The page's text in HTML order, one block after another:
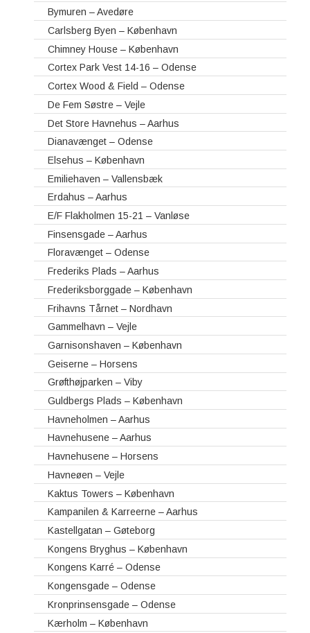
Bymuren – Avedøre
Carlsberg Byen – København
Chimney House – København
Cortex Park Vest 14-16 – Odense
Cortex Wood & Field – Odense
De Fem Søstre – Vejle
Det Store Havnehus – Aarhus
Dianavænget – Odense
Elsehus – København
Emiliehaven – Vallensbæk
Erdahus – Aarhus
E/F Flakholmen 15-21 – Vanløse
Finsensgade – Aarhus
Floravænget – Odense
Frederiks Plads – Aarhus
Frederiksborggade – København
Frihavns Tårnet – Nordhavn
Gammelhavn – Vejle
Garnisonshaven – København
Geiserne – Horsens
Grøfthøjparken – Viby
Guldbergs Plads – København
Havneholmen – Aarhus
Havnehusene – Aarhus
Havnehusene – Horsens
Havneøen – Vejle
Kaktus Towers – København
Kampanilen & Karreerne – Aarhus
Kastellgatan – Gøteborg
Kongens Bryghus – København
Kongens Karré – Odense
Kongensgade – Odense
Kronprinsensgade – Odense
Kærholm – København